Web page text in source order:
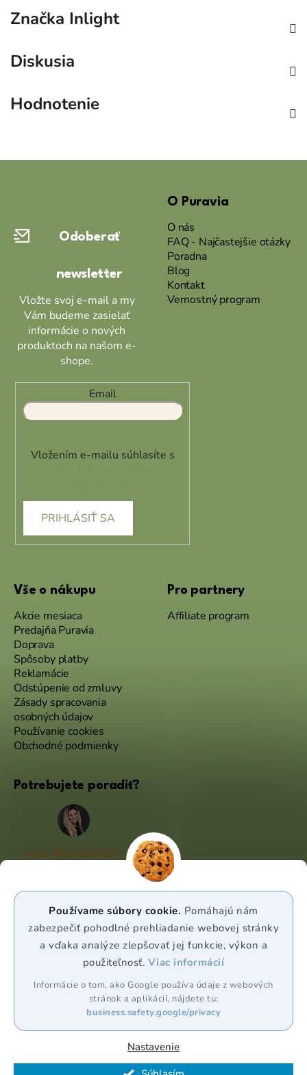
Používame súbory cookie. Pomáhajú nám
zabezpečiť pohodlné prehliadanie webovej stránky
a vďaka analýze zlepšovať jej funkcie, výkon a
použiteľnosť. Viac informácií
Informácie o tom, ako Google používa údaje z webových
stránok a aplikácií, nájdete tu:
business.safety.google/privacy
Nastavenie
Značka Inlight
Diskusia
Hodnotenie
Odoberať
newsletter
Vložte svoj e-mail a my
Vám budeme zasielať
informácie o nových
produktoch na našom e-
shope.
Email
Vložením e-mailu súhlasíte s
PRIHLÁSIŤ SA
O Puravia
O nás
FAQ - Najčastejšie otázky
Poradna
Blog
Kontakt
Vernostný program
Vše o nákupu
Akcie mesiaca
Predajňa Puravia
Doprava
Spôsoby platby
Reklamácie
Odstúpenie od zmluvy
Zásady spracovania
osobných údajov
Používanie cookies
Obchodné podmienky
Pro partnery
Affiliate program
Potrebujete poradiť?
+421 950 105 034
WhatsApp
Sledujte nás
Vytvoril Shoptet Premium